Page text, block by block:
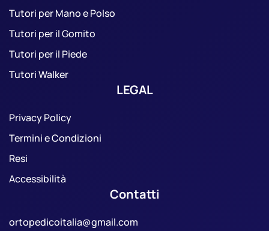
Tutori per Mano e Polso
Tutori per il Gomito
Tutori per il Piede
Tutori Walker
LEGAL
Privacy Policy
Termini e Condizioni
Resi
Accessibilità
Contatti
ortopedicoitalia@gmail.com